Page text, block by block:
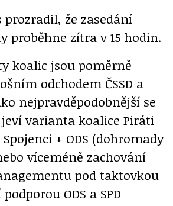
že zasedání
proběhne zítra v 15 hodin.
koalic jsou poměrně
odchodem ČSSD a
nejpravděpodobnější se
varianta koalice Piráti
+ ODS (dohromady
víceméně zachování
pod taktovkou
ODS a SPD